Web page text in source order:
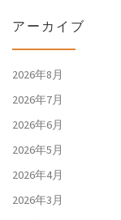
アーカイブ
2026年8月
2026年7月
2026年6月
2026年5月
2026年4月
2026年3月